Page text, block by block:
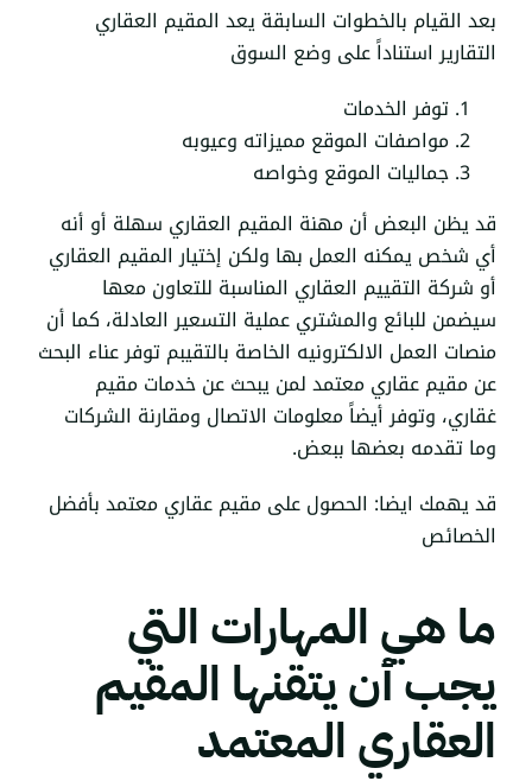
بعد القيام بالخطوات السابقة يعد المقيم العقاري
التقارير استناداً على وضع السوق
توفر الخدمات
مواصفات الموقع مميزاته وعيوبه
جماليات الموقع وخواصه
قد يظن البعض أن مهنة المقيم العقاري سهلة أو أنه
أي شخص يمكنه العمل بها ولكن إختيار المقيم العقاري
أو شركة التقييم العقاري المناسبة للتعاون معها
سيضمن للبائع والمشتري عملية التسعير العادلة، كما أن
منصات العمل الالكترونيه الخاصة بالتقيبم توفر عناء البحث
عن مقيم عقاري معتمد لمن يبحث عن خدمات مقيم
غقاري، وتوفر أيضاً معلومات الاتصال ومقارنة الشركات
وما تقدمه بعضها ببعض.
قد يهمك ايضا: الحصول على مقيم عقاري معتمد بأفضل
الخصائص
ما هي المهارات التي
يجب أن يتقنها المقيم
العقاري المعتمد